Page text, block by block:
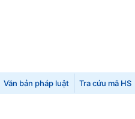
Văn bản pháp luật Tra cứu mã HS